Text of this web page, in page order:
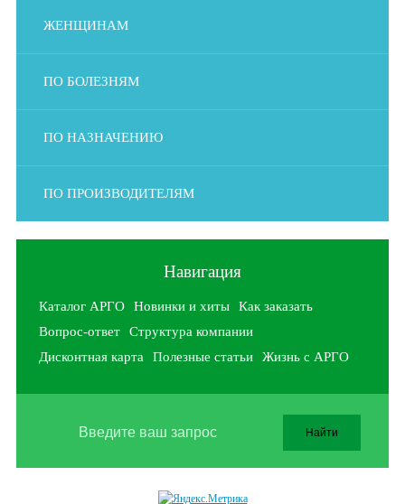
ЖЕНЩИНАМ
ПО БОЛЕЗНЯМ
ПО НАЗНАЧЕНИЮ
ПО ПРОИЗВОДИТЕЛЯМ
Навигация
Каталог АРГО Новинки и хиты
Как заказать
Вопрос-ответ
Структура компании
Дисконтная карта
Полезные статьи Жизнь с АРГО